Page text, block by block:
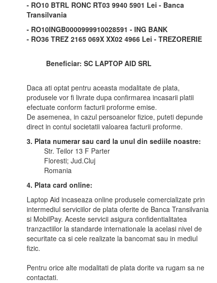
- RO10 BTRL RONC RT03 9940 5901 Lei - Banca
Transilvania
- RO10INGB0000999910028591 - ING BANK
- RO36 TREZ 2165 069X XX02 4966 Lei - TREZORERIE
Beneficiar: SC LAPTOP AID SRL
Daca ati optat pentru aceasta modalitate de plata,
produsele vor fi livrate dupa confirmarea incasarii platii
efectuate conform facturii proforme emise.
De asemenea, in cazul persoanelor fizice, puteti depunde
direct in contul societatii valoarea facturii proforme.
3. Plata numerar sau card la unul din sediile noastre:
Str. Teilor 13 F Parter
Floresti; Jud.Cluj
Romania
4. Plata card online:
Laptop Aid incaseaza online produsele comercializate prin
intermediul serviciilor de plata oferite de Banca Transilvania
si MobilPay. Aceste servicii asigura confidentialitatea
tranzactiilor la standarde internationale la acelasi nivel de
securitate ca si cele realizate la bancomat sau in mediul
fizic.
Pentru orice alte modalitati de plata dorite va rugam sa ne
contactati.